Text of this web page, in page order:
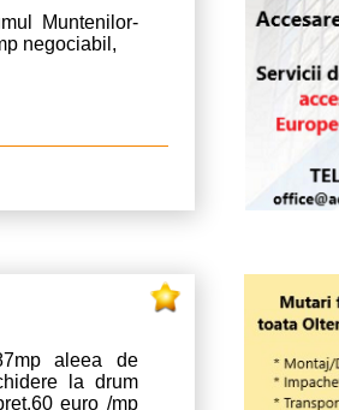
Muntenilor-
negociabil,
aleea de
la drum
euro /mp